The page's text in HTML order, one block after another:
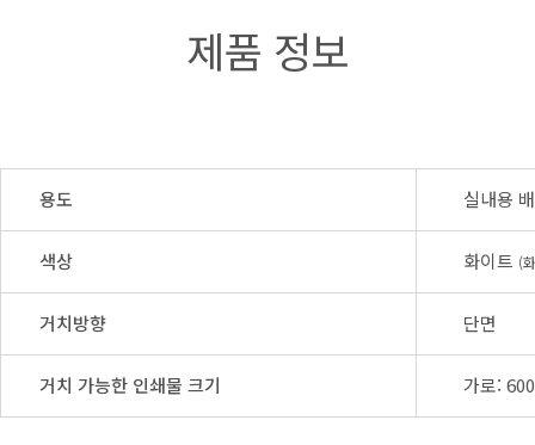
제품 정보
용도 실내용
색상 화이트 (
거치방향 단면
거치 가능한 인쇄물 크기 가로: